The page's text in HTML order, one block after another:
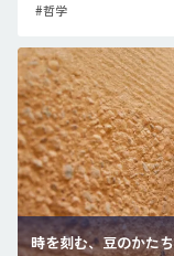
#哲学
時を刻む、豆のかたち